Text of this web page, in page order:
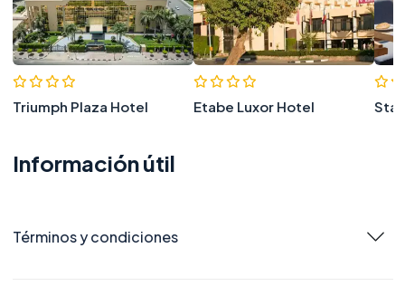
Triumph Plaza Hotel Etabe Luxor Hotel
Información útil
Términos y condiciones